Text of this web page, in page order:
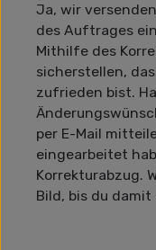
Ja, wir
des Auftrages
Mithilfe des
sicherstellen,
zufrieden bist.
per E-Mail
eingearbeitet
Korrekturabzug.
Bild, bis du